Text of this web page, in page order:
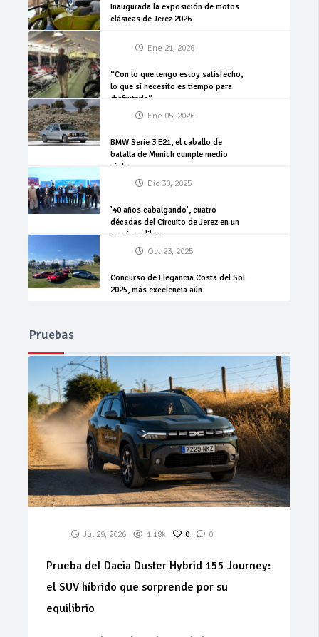
Inaugurada la exposición de motos
clásicas de Jerez 2026
Ene 21, 2026
“Con lo que tengo estoy satisfecho,
lo que sí necesito es tiempo para
disfrutarlo”
Ene 05, 2026
BMW Serie 3 E21, el caballo de
batalla de Munich cumple medio
siglo
Dic 30, 2025
’40 años cabalgando’, cuatro
décadas del Circuito de Jerez en un
precioso libro
Oct 23, 2025
Concurso de Elegancia Costa del Sol
2025, más excelencia aún
Pruebas
Jul 29, 2026 1.18k 0 0
Prueba del Dacia Duster Hybrid 155 Journey:
el SUV híbrido que sorprende por su
equilibrio